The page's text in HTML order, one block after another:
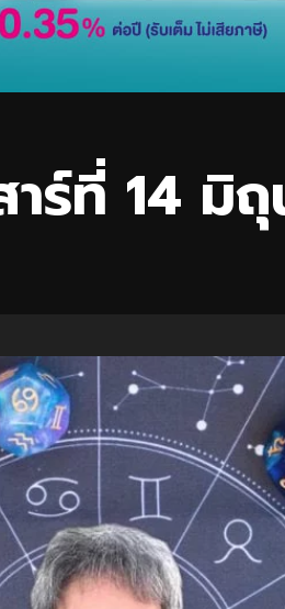
าร์ที่ 14 มิ